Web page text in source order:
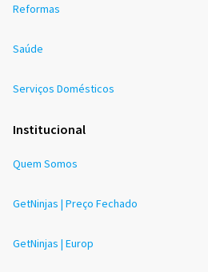
Reformas
Saúde
Serviços Domésticos
Institucional
Quem Somos
GetNinjas | Preço Fechado
GetNinjas | Europ